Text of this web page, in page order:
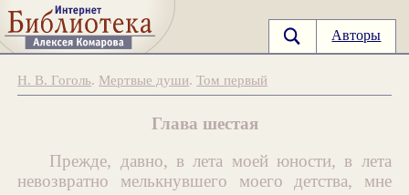
Авторы
Н. В. Гоголь. Мертвые души.Том первый
Глава шестая
Прежде, давно, в лета моей юности, в лета
невозвратно мелькнувшего моего детства, мне